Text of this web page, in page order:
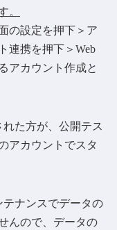
。
の設定を押下＞ア
連携を押下＞Web
アカウント作成と
た方が、公開テス
アカウントでスタ
テナンスでデータの
んので、データの